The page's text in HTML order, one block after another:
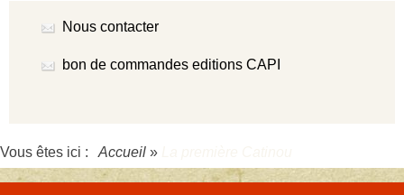
Nous contacter
bon de commandes editions CAPI
Vous êtes ici : Accueil »